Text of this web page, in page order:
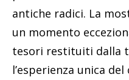
antiche radici. La
un momento
tesori restituiti dalla
l’esperienza unica